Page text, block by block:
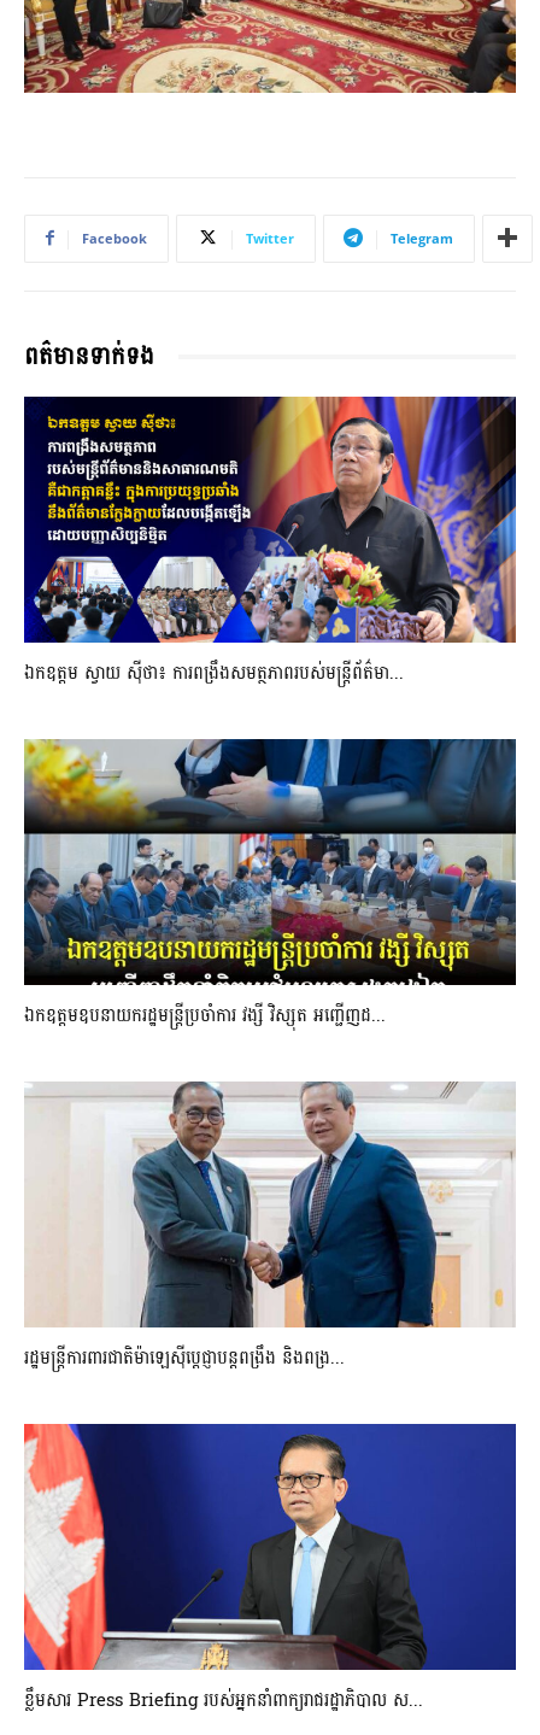
Facebook Twitter Telegram
ពត៌មានទាក់ទង
ឯកឧត្តម ស្វាយ ស៊ីថា៖ ការពង្រឹងសមត្ថភាពរបស់មន្ត្រីព័ត៌មា...
ឯកឧត្តមឧបនាយករដ្ឋមន្រ្តីប្រចាំការ វង្សី វិស្សុត អញ្ជើញដ...
រដ្ឋមន្ត្រីការពារជាតិម៉ាឡេស៊ីប្ដេជ្ញាបន្តពង្រឹង និងពង្រ...
ខ្លឹមសារ Press Briefing របស់អ្នកនាំពាក្យរាជរដ្ឋាភិបាល ស...